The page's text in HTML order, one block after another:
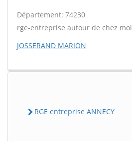
Département: 74230
rge-entreprise autour de chez moi
JOSSERAND MARION
RGE entreprise ANNECY